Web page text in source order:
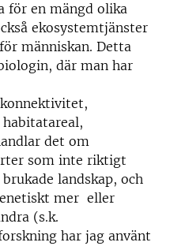
för en mängd olika
ekosystemtjänster
människan. Detta
där man har
det om
som inte riktigt
landskap, och
mer eller
(s.k.
har jag använt